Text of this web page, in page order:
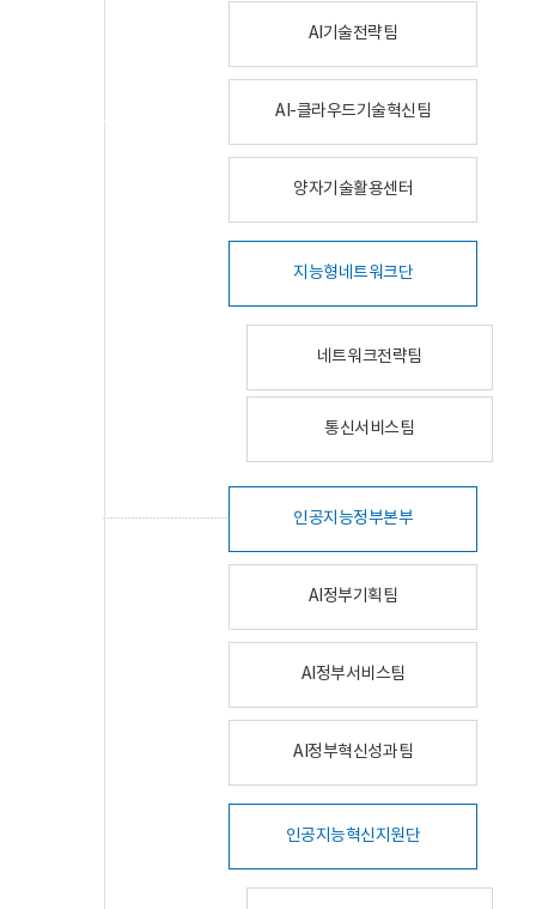
AI기술전략팀
AI-클라우드기술혁신팀
양자기술활용센터
지능형네트워크단
네트워크전략팀
통신서비스팀
인공지능정부본부
AI정부기획팀
AI정부서비스팀
AI정부혁신성과팀
인공지능혁신지원단